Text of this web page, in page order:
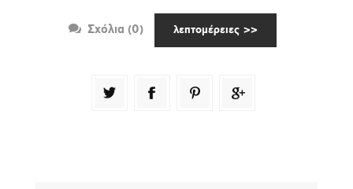
Σχόλια (0) λεπτομέρειες